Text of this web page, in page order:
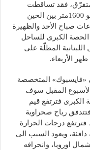
فقد تساقطت
أمس الثلوج على الجبال الغربية التي تعلو 1600متر بين الحين
صباح الأحد والظهيرة
الحصة الكبرى للساحل
المطلّة على
الأربعاء.
«فايسبوك» المتخصصة
الأسبوع المقبل سوف
الكبرى فترتفع قيم
الضغط الجوّي الى 1024hpa و1028hpa فتتدفق رياح صحراوية
درجات الحرارة
ويعود السبب الى
اوروبا، وانحرافه